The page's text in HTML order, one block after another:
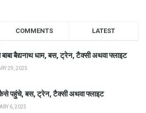
COMMENTS LATEST
बैद्यनाथ धाम, बस, ट्रेन, टैक्सी अथवा फ्लाइट
29, 2025
पहुंचे, बस, ट्रेन, टैक्सी अथवा फ्लाइट
6, 2025